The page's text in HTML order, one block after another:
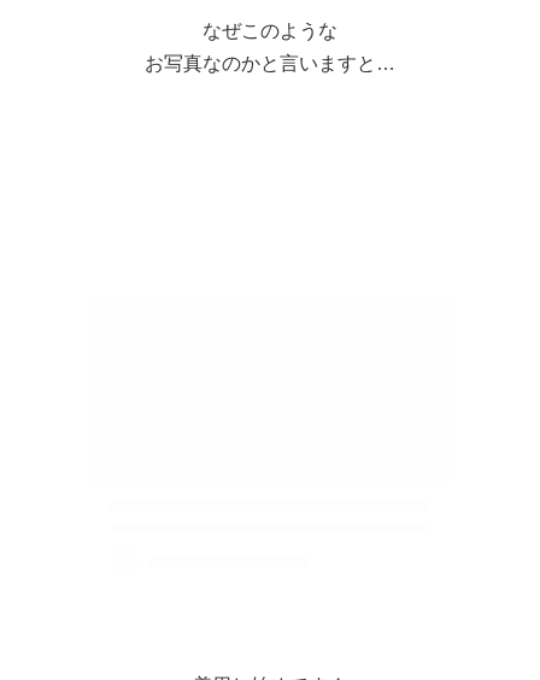
なぜこのような
お写真なのかと言いますと…